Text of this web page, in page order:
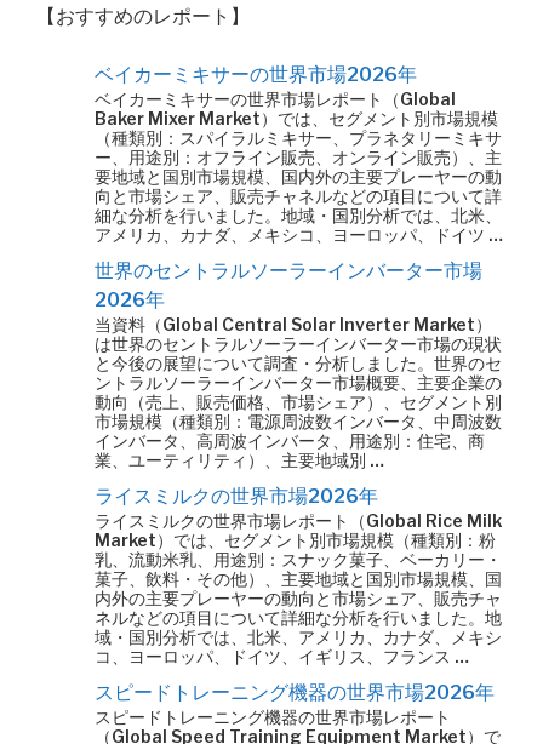
【おすすめのレポート】
ベイカーミキサーの世界市場2026年
ベイカーミキサーの世界市場レポート（Global
Baker Mixer Market）では、セグメント別市場規模
（種類別：スパイラルミキサー、プラネタリーミキサ
ー、用途別：オフライン販売、オンライン販売）、主
要地域と国別市場規模、国内外の主要プレーヤーの動
向と市場シェア、販売チャネルなどの項目について詳
細な分析を行いました。地域・国別分析では、北米、
アメリカ、カナダ、メキシコ、ヨーロッパ、ドイツ …
世界のセントラルソーラーインバーター市場
2026年
当資料（Global Central Solar Inverter Market）
は世界のセントラルソーラーインバーター市場の現状
と今後の展望について調査・分析しました。世界のセ
ントラルソーラーインバーター市場概要、主要企業の
動向（売上、販売価格、市場シェア）、セグメント別
市場規模（種類別：電源周波数インバータ、中周波数
インバータ、高周波インバータ、用途別：住宅、商
業、ユーティリティ）、主要地域別 …
ライスミルクの世界市場2026年
ライスミルクの世界市場レポート（Global Rice Milk
Market）では、セグメント別市場規模（種類別：粉
乳、流動米乳、用途別：スナック菓子、ベーカリー・
菓子、飲料・その他）、主要地域と国別市場規模、国
内外の主要プレーヤーの動向と市場シェア、販売チャ
ネルなどの項目について詳細な分析を行いました。地
域・国別分析では、北米、アメリカ、カナダ、メキシ
コ、ヨーロッパ、ドイツ、イギリス、フランス …
スピードトレーニング機器の世界市場2026年
スピードトレーニング機器の世界市場レポート
（Global Speed Training Equipment Market）で